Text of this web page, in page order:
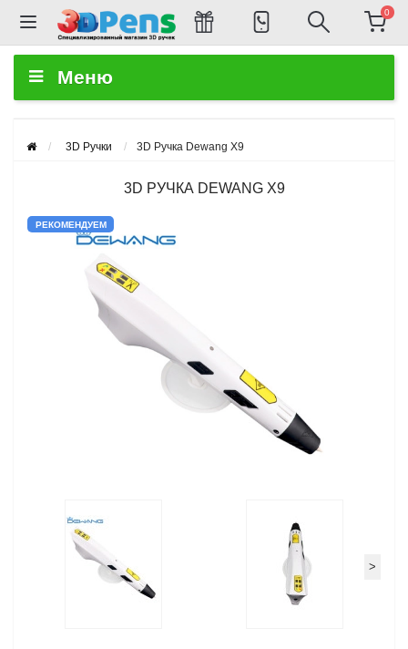
0
Меню
3D Ручки 3D Ручка Dewang X9
3D РУЧКА DEWANG X9
РЕКОМЕНДУЕМ
>